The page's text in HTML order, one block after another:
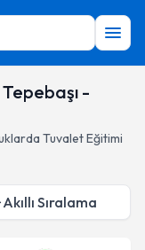
-
Tuvalet Eğitimi
Akıllı Sıralama